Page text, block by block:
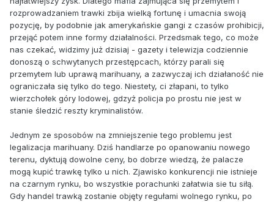
rozprowadzaniem trawki zbija wielką fortunę i umacnia swoją
pozycję, by podobnie jak amerykańskie gangi z czasów prohibicji,
przejąć potem inne formy działalności. Przedsmak tego, co może
nas czekać, widzimy już dzisiaj - gazety i telewizja codziennie
donoszą o schwytanych przestępcach, którzy parali się
przemytem lub uprawą marihuany, a zazwyczaj ich działaność nie
ograniczała się tylko do tego. Niestety, ci złapani, to tylko
wierzchołek góry lodowej, gdzyż policja po prostu nie jest w
stanie śledzić reszty kryminalistów.
Jednym ze sposobów na zmniejszenie tego problemu jest
legalizacja marihuany. Dziś handlarze po opanowaniu nowego
terenu, dyktują dowolne ceny, bo dobrze wiedzą, że palacze
mogą kupić trawkę tylko u nich. Zjawisko konkurencji nie istnieje
na czarnym rynku, bo wszystkie porachunki załatwia sie tu siłą.
Gdy handel trawką zostanie objęty regułami wolnego rynku, po